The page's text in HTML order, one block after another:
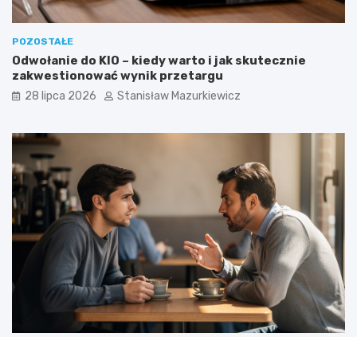
POZOSTAŁE
Odwołanie do KIO – kiedy warto i jak skutecznie
zakwestionować wynik przetargu
28 lipca 2026 Stanisław Mazurkiewicz